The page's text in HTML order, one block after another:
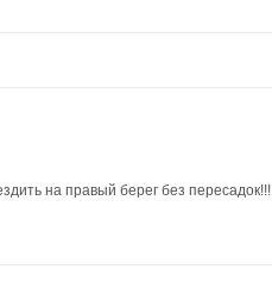
на правый берег без пересадок!!!